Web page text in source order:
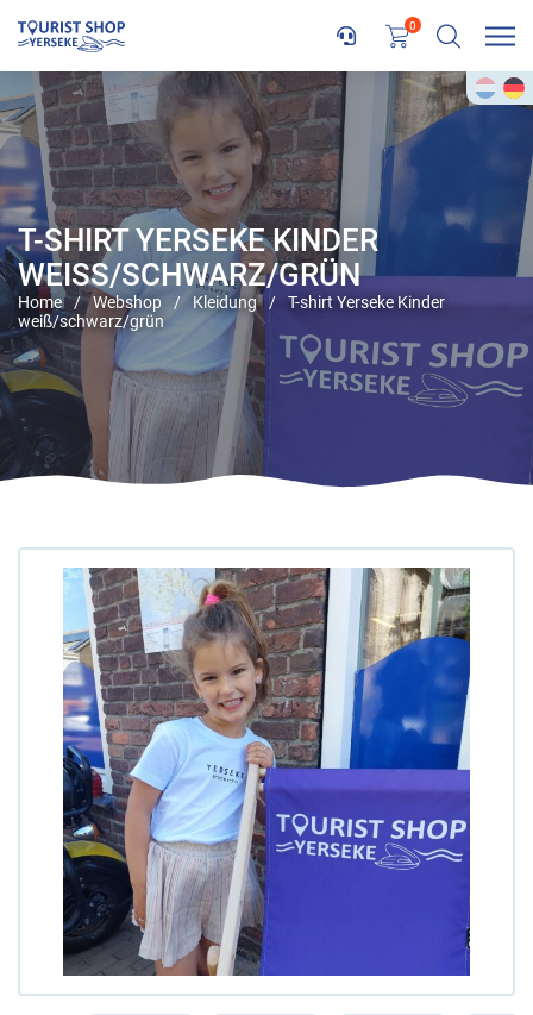
0
T-SHIRT YERSEKE KINDER
WEISS/SCHWARZ/GRÜN
Home / Webshop / Kleidung /
T-shirt Yerseke Kinder
weiß/schwarz/grün